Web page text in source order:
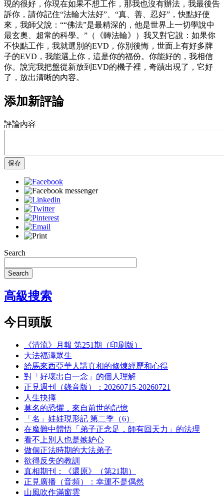
現的很好，你現在如果不想工作，那我也沒有辦法，我最後告
訴你，請你記住“法輪大法好”、“真、善、忍好”，快點好使
來，我師父說：““佛法”是最精深的，他是世界上一切學說中
最玄奧、超常的科學。”（《轉法輪》）我又對它說：如果你
不快點工作，我就選別的EVD，你別後悔，世面上有好多牌
子的EVD，我能選上你，這是你的福份。你能好的，我相信
你。說完我把盤從新放到EVD的機子裡，奇蹟出現了，它好
了，放出清晰的內容。
添加新評論
評論內容
保存
Search
Search
高級搜索
今日頭版
《清流》月報 第251期（印刷版）
大法福澤眾生
給馬來西亞華人講真相的修煉經歷和心得
對「好壞出自一念」的個人理解
正見週刊（錄音版）：20260715-20260721
人生抉擇
莫名的恐懼，來自前世的記憶
「名」娃娃現形記 第二季（6）
在魔難中體悟「弟子正念足，師有回天力」的法理
看不上別人也是嫉妒心
做個正法時期的大法弟子
欲得反失的教訓
真相期刊：《還原》（第21期）
正見廣播（音頻）：幸運不是偶然
山風吹作滿窗雲